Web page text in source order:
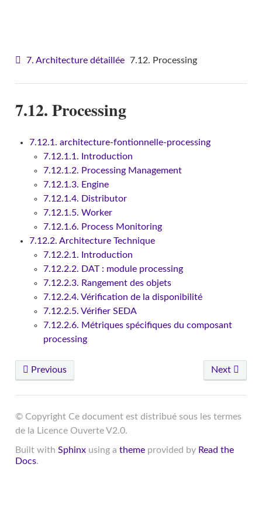
7. Architecture détaillée 7.12. Processing
7.12. Processing
7.12.1. architecture-fontionnelle-processing
7.12.1.1. Introduction
7.12.1.2. Processing Management
7.12.1.3. Engine
7.12.1.4. Distributor
7.12.1.5. Worker
7.12.1.6. Process Monitoring
7.12.2. Architecture Technique
7.12.2.1. Introduction
7.12.2.2. DAT : module processing
7.12.2.3. Rangement des objets
7.12.2.4. Vérification de la disponibilité
7.12.2.5. Vérifier SEDA
7.12.2.6. Métriques spécifiques du composant
processing
Previous Next
© Copyright Ce document est distribué sous les termes
de la Licence Ouverte V2.0.
Built with Sphinxusing a themeprovided by Read the
Docs.